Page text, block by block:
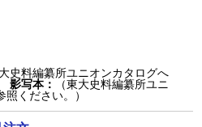
大史料編纂所ユニオンカタログへ
影写本：
（東大史料編纂所ユニ
ください。）